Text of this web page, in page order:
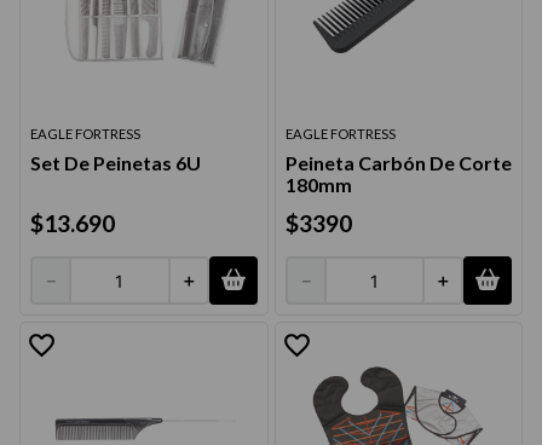
EAGLE FORTRESS
Set De Peinetas 6U
$13.690
＋
－
EAGLE FORTRESS
Peineta Carbón De Corte
180mm
$3390
＋
－